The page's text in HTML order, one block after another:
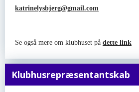
katrinelysbjerg@gmail.com
Se også mere om klubhuset på dette link
Klubhusrepræsentantskab